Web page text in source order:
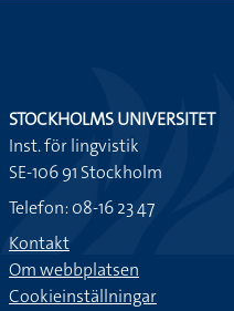
STOCKHOLMS UNIVERSITET
Inst. för lingvistik
SE-106 91 Stockholm
Telefon: 08-16 23 47
Kontakt
Om webbplatsen
Cookieinställningar